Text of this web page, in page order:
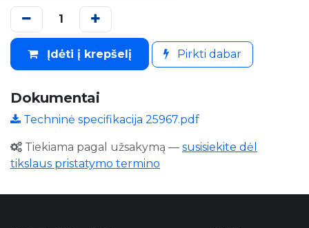
Įdėti į krepšelį Pirkti dabar
Dokumentai
Techninė specifikacija 25967.pdf
Tiekiama pagal užsakymą — susisiekite dėl
tikslaus pristatymo termino